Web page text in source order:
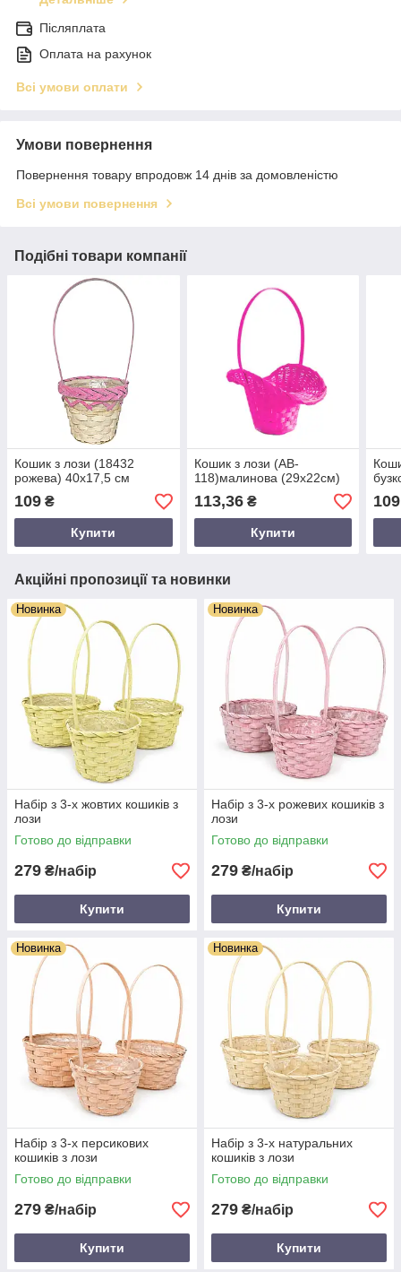
Післяплата
Оплата на рахунок
Всі умови оплати
Умови повернення
Повернення товару впродовж 14 днів за домовленістю
Всі умови повернення
Подібні товари компанії
Кошик з лози (18432
рожева) 40х17,5 см
109 ₴
Купити
Кошик з лози (AB-
118)малинова (29х22см)
113,36₴
Купити
109
Акційні пропозиції та новинки
Новинка
Набір з 3-х жовтих кошиків з
лози
Готово до відправки
279 ₴/набір
Купити
Новинка
Набір з 3-х рожевих кошиків з
лози
Готово до відправки
279 ₴/набір
Купити
Новинка
Набір з 3-х персикових
кошиків з лози
Готово до відправки
279 ₴/набір
Купити
Новинка
Набір з 3-х натуральних
кошиків з лози
Готово до відправки
279 ₴/набір
Купити